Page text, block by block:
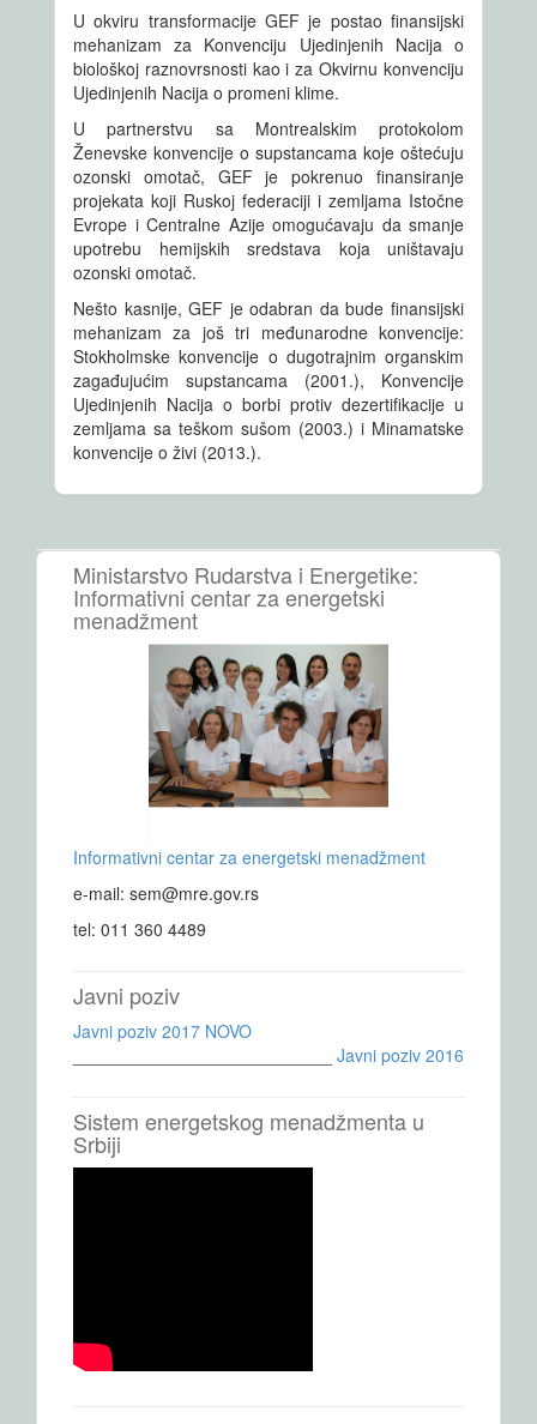
U okviru transformacije GEF je postao finansijski
mehanizam za Konvenciju Ujedinjenih Nacija o
biološkoj raznovrsnosti kao i za Okvirnu konvenciju
Ujedinjenih Nacija o promeni klime.
U partnerstvu sa Montrealskim protokolom
Ženevske konvencije o supstancama koje oštećuju
ozonski omotač, GEF je pokrenuo finansiranje
projekata koji Ruskoj federaciji i zemljama Istočne
Evrope i Centralne Azije omogućavaju da smanje
upotrebu hemijskih sredstava koja uništavaju
ozonski omotač.
Nešto kasnije, GEF je odabran da bude finansijski
mehanizam za još tri međunarodne konvencije:
Stokholmske konvencije o dugotrajnim organskim
zagađujućim supstancama (2001.), Konvencije
Ujedinjenih Nacija o borbi protiv dezertifikacije u
zemljama sa teškom sušom (2003.) i Minamatske
konvencije o živi (2013.).
Ministarstvo Rudarstva i Energetike:
Informativni centar za energetski
menadžment
Informativni centar za energetski menadžment
e-mail: sem@mre.gov.rs
tel: 011 360 4489
Javni poziv
Javni poziv 2017 NOVO
Javni poziv 2016
Sistem energetskog menadžmenta u
Srbiji